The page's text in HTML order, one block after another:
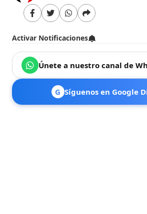
Activar Notificaciones
Únete a nuestro canal de
G Síguenos en Google